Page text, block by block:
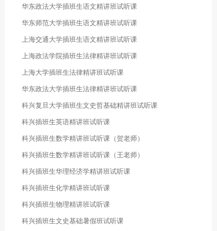
华东政法大学插班生语文精讲班试听课
华东师范大学插班生语文精讲班试听课
上海交通大学插班生语文精讲班试听课
上海政法学院插班生法律精讲班试听课
上海大学插班生法律精讲班试听课
华东政法大学插班生法律精讲班试听课
科兴复旦大学插班生文史哲基础精讲班试听课
科兴插班生英语精讲班试听课
科兴插班生数学精讲班试听课（贺老师）
科兴插班生数学精讲班试听课（王老师）
科兴插班生华理经济学精讲班试听课
科兴插班生化学精讲班试听课
科兴插班生物理精讲班试听课
科兴插班生文史基础暑假班试听课